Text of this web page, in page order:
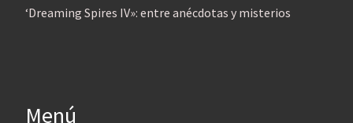
‘Dreaming Spires IV»: entre anécdotas y misterios
Menú